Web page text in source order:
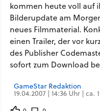
kommen heute voll auf
Bilderupdate am
neues Filmmaterial.
einen Trailer, der vor
des Publisher
sofort zum Download
GameStar Redaktion
19.04.2007 | 14:36 Uhr | ca.